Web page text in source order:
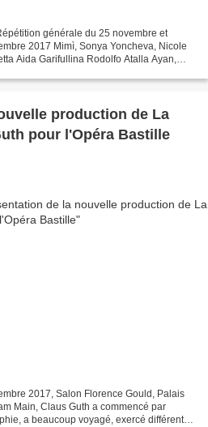
générale du 25 novembre et
2017 Mimì, Sonya Yoncheva, Nicole
Aida Garifullina Rodolfo Atalla Ayan,
production de La
pour l'Opéra Bastille
2017, Salon Florence Gould, Palais
Main, Claus Guth a commencé par
a beaucoup voyagé, exercé différents